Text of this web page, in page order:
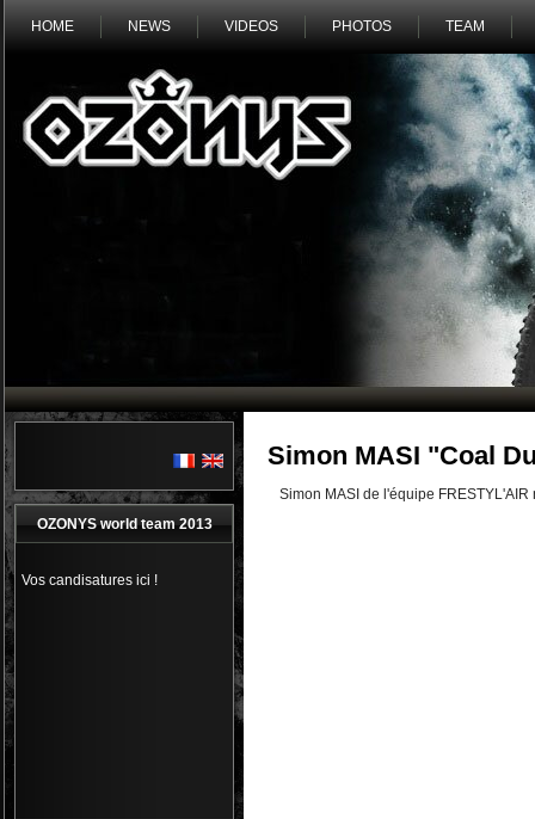
HOME NEWS VIDEOS PHOTOS TEAM
OZONYS world team 2013
Vos candisatures ici !
Simon MASI "Coal
Simon MASI de l'équipe